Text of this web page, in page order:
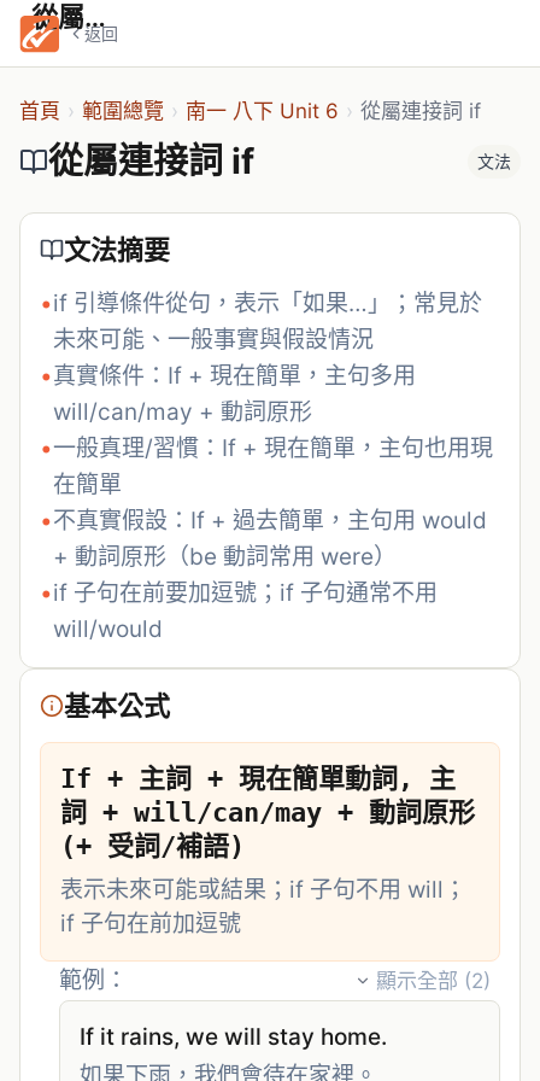
返回
從屬連接詞 if
首頁 › 範圍總覽 › 南一 八下 Unit 6 › 從屬連接詞 if
從屬連接詞 if 文法
文法摘要
•if 引導條件從句，表示「如果…」；常見於
未來可能、一般事實與假設情況
•真實條件：If + 現在簡單，主句多用
will/can/may + 動詞原形
•一般真理/習慣：If + 現在簡單，主句也用現
在簡單
•不真實假設：If + 過去簡單，主句用 would
+ 動詞原形（be 動詞常用 were）
•if 子句在前要加逗號；if 子句通常不用
will/would
基本公式
If + 主詞 + 現在簡單動詞, 主
詞 + will/can/may + 動詞原形
(+ 受詞/補語)
表示未來可能或結果；if 子句不用 will；
if 子句在前加逗號
範例： 顯示全部 (2)
If it rains, we will stay home.